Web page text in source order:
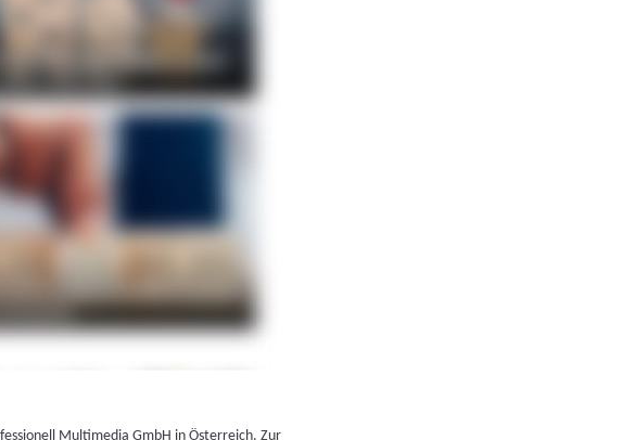
Multimedia GmbH in Österreich. Zur